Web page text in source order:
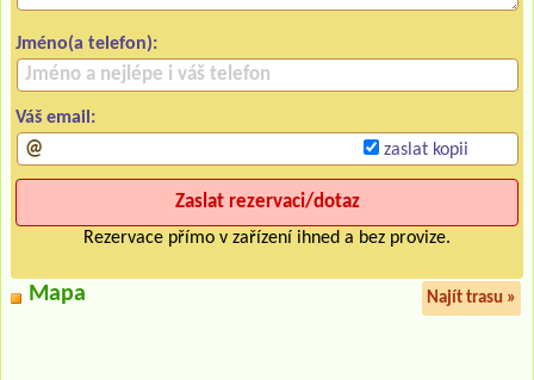
Jméno(a telefon):
Váš email:
zaslat kopii
Rezervace přímo v zařízení ihned a bez provize.
Mapa Najít trasu »